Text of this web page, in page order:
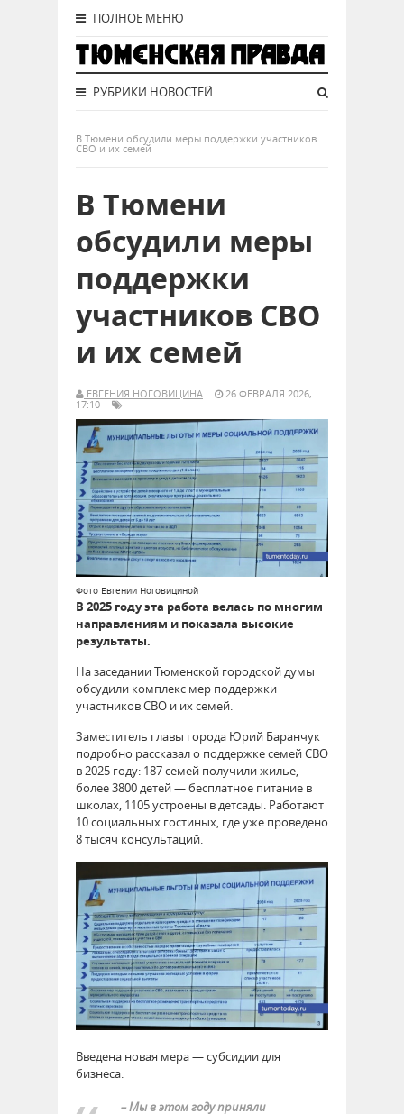
ПОЛНОЕ МЕНЮ
РУБРИКИ НОВОСТЕЙ
В Тюмени обсудили меры поддержки участников
СВО и их семей
В Тюмени
обсудили меры
поддержки
участников СВО
и их семей
ЕВГЕНИЯ НОГОВИЦИНА
26 ФЕВРАЛЯ 2026,
17:10
Фото Евгении Ноговициной
В 2025 году эта работа велась по многим
направлениям и показала высокие
результаты.
На заседании Тюменской городской думы
обсудили комплекс мер поддержки
участников СВО и их семей.
Заместитель главы города Юрий Баранчук
подробно рассказал о поддержке семей СВО
в 2025 году: 187 семей получили жилье,
более 3800 детей — бесплатное питание в
школах, 1105 устроены в детсады. Работают
10 социальных гостиных, где уже проведено
8 тысяч консультаций.
Введена новая мера — субсидии для
бизнеса.
– Мы в этом году приняли